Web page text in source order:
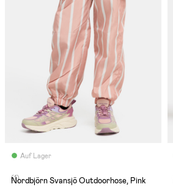
Auf Lager
(1)
Nordbjörn Svansjö Outdoorhose, Pink